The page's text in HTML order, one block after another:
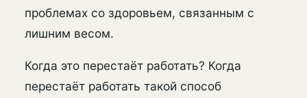
проблемах со здоровьем, связанным с
лишним весом.
Когда это перестаёт работать? Когда
перестаёт работать такой способ